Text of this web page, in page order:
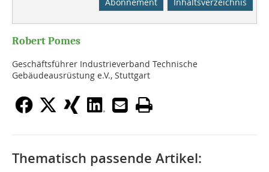
Abonnement Inhaltsverzeichnis
Robert Pomes
Geschäftsführer Industrieverband Technische
Gebäudeausrüstung e.V., Stuttgart
Thematisch passende Artikel: